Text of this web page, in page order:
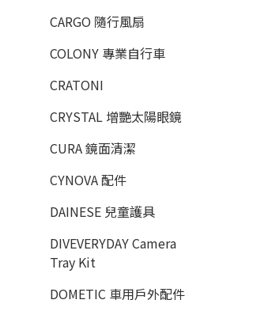
CARGO 隨行風扇
COLONY 專業自行車
CRATONI
CRYSTAL 增艷太陽眼鏡
CURA 鏡面清潔
CYNOVA 配件
DAINESE 兒童護具
DIVEVERYDAY Camera
Tray Kit
DOMETIC 車用戶外配件